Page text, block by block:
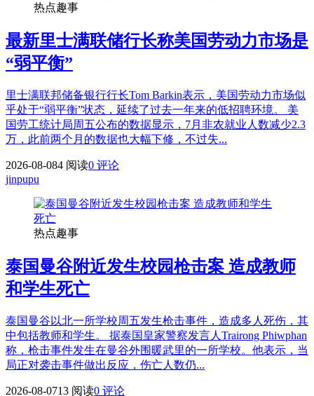
热点趣事
最新里士满联储行长称美国劳动力市场是
“弱平衡”
里士满联邦储备银行行长Tom Barkin表示，美国劳动力市场似
乎处于“弱平衡”状态，延续了过去一年来的低招聘环境。 美
国劳工统计局周五公布的数据显示，7月非农就业人数减少2.3
万，此前两个月的数据也大幅下修，不过失...
2026-08-084 阅读0 评论
jinpupu
热点趣事
泰国曼谷附近发生校园枪击案 造成教师
和学生死亡
泰国曼谷以北一所学校周五发生枪击事件，造成多人死伤，其
中包括教师和学生。 据泰国皇家警察发言人Trairong Phiwphan
称，枪击事件发生在曼谷外围暖武里的一所学校。他表示，当
局正对袭击事件做出反应，伤亡人数仍...
2026-08-0713 阅读0 评论